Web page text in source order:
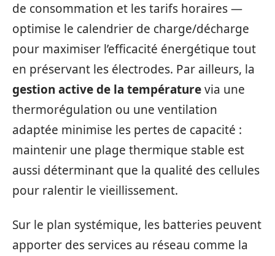
de consommation et les tarifs horaires —
optimise le calendrier de charge/décharge
pour maximiser l’efficacité énergétique tout
en préservant les électrodes. Par ailleurs, la
gestion active de la températurevia une
thermorégulation ou une ventilation
adaptée minimise les pertes de capacité :
maintenir une plage thermique stable est
aussi déterminant que la qualité des cellules
pour ralentir le vieillissement.
Sur le plan systémique, les batteries peuvent
apporter des services au réseau comme la